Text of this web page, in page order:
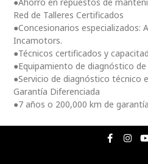
●Ahorro en repuestos de
Red de Talleres Certificados
●Concesionarios
Incamotors.
●Técnicos certificados y
●Equipamiento de diagnóstico de
●Servicio de diagnóstico técnico
Garantía Diferenciada
●7 años o 200,000 km de
F
a
I
n